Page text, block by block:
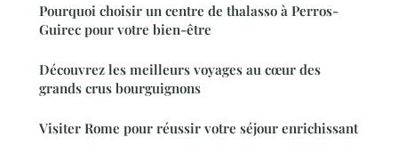
Pourquoi choisir un centre de thalasso à Perros-
Guirec pour votre bien-être
Découvrez les meilleurs voyages au cœur des
grands crus bourguignons
Visiter Rome pour réussir votre séjour enrichissant